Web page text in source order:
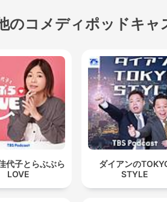
のコメディポッドキャ
代子とらぶぶら
LOVE
ダイアンの
STYLE